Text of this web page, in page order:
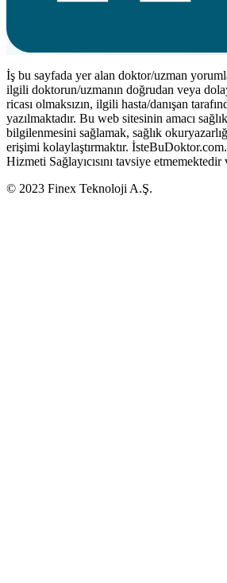
İş bu sayfada yer alan doktor/uzman
ilgili doktorun/uzmanın doğrudan veya
ricası olmaksızın, ilgili hasta/danışan
yazılmaktadır. Bu web sitesinin amacı
bilgilenmesini sağlamak, sağlık
erişimi kolaylaştırmaktır.
Hizmeti Sağlayıcısını tavsiye
© 2023 Finex Teknoloji A.Ş.